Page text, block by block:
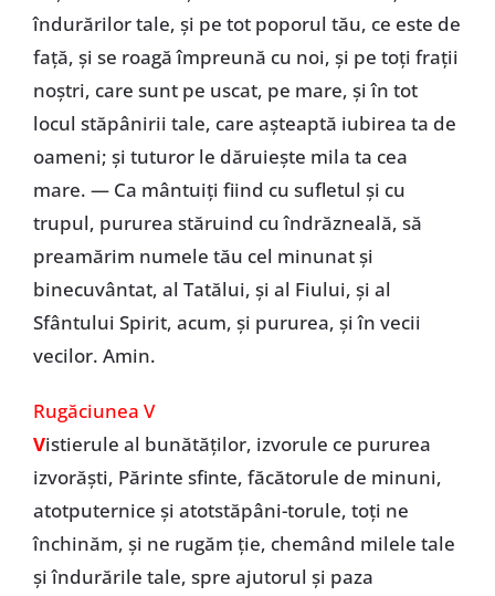
îndurărilor tale, şi pe tot poporul tău, ce este de
faţă, şi se roagă împreună cu noi, şi pe toţi fraţii
noştri, care sunt pe uscat, pe mare, şi în tot
locul stăpânirii tale, care aşteaptă iubirea ta de
oameni; şi tuturor le dăruieşte mila ta cea
mare. — Ca mântuiţi fiind cu sufletul şi cu
trupul, pururea stăruind cu îndrăzneală, să
preamărim numele tău cel minunat şi
binecuvântat, al Tatălui, şi al Fiului, şi al
Sfântului Spirit, acum, şi pururea, şi în vecii
vecilor. Amin.
Rugăciunea V
Vistierule al bunătăţilor, izvorule ce pururea
izvorăşti, Părinte sfinte, făcătorule de minuni,
atotputernice şi atotstăpâni-torule, toţi ne
închinăm, şi ne rugăm ţie, chemând milele tale
şi îndurările tale, spre ajutorul şi paza